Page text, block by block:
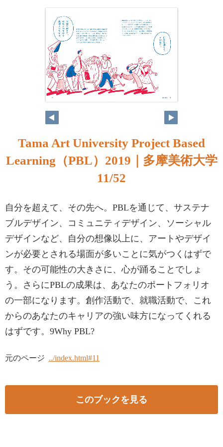
Tama Art University Project Based
Learning（PBL）2019｜多摩美術大学
11/52
自分を超えて、その先へ。PBLを通じて、サステナ
ブルデザイン、コミュニティデザイン、ソーシャル
デザインなど、自分の想像以上に、アートやデザイ
ンが必要とされる場面が多いことに気がつくはずで
す。その可能性の大きさに、心が踊ることでしょ
う。さらにPBLの成果は、あなたのポートフォリオ
の一部になります。創作活動で、就職活動で、これ
からのあなたのキャリアの強い味方になってくれる
はずです。9Why PBL?
元のページ ../index.html#11
このブックを見る